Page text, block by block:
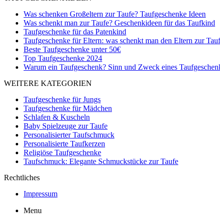
Was schenken Großeltern zur Taufe? Taufgeschenke Ideen
Was schenkt man zur Taufe? Geschenkideen für das Taufkind
Taufgeschenke für das Patenkind
Taufgeschenke für Eltern: was schenkt man den Eltern zur
Beste Taufgeschenke unter 50€
Top Taufgeschenke 2024
Warum ein Taufgeschenk? Sinn und Zweck eines
WEITERE KATEGORIEN
Taufgeschenke für Jungs
Taufgeschenke für Mädchen
Schlafen & Kuscheln
Baby Spielzeuge zur Taufe
Personalisierter Taufschmuck
Personalisierte Taufkerzen
Religiöse Taufgeschenke
Taufschmuck: Elegante Schmuckstücke zur Taufe
Rechtliches
Impressum
Menu